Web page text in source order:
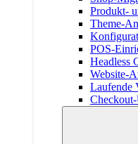
Produkt-
Theme-
POS-
Headless
Website-
Laufende